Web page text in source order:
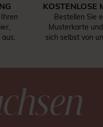
KOSTENLOSE
Bestellen Sie
Musterkarte
sich selbst von